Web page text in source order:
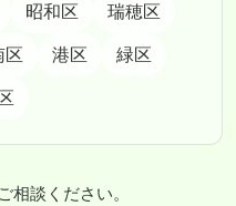
昭和区 瑞穂区
区 港区 緑区
相談ください。